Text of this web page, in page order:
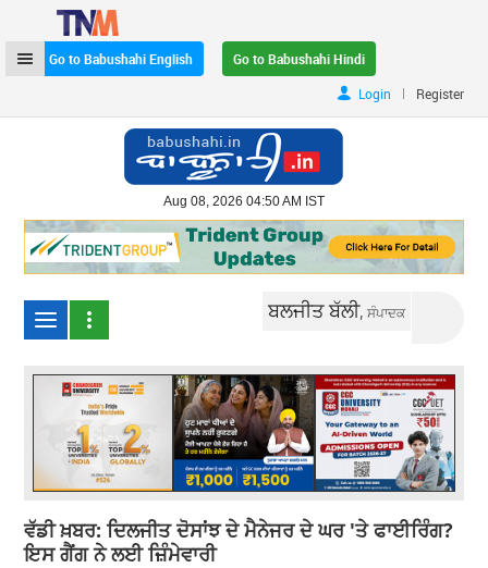
Go to Babushahi English
Go to Babushahi Hindi
Login
| Register
Aug 08, 2026 04:50 AM IST
ਬਲਜੀਤ ਬੱਲੀ,ਸੰਪਾਦਕ
ਵੱਡੀ ਖ਼ਬਰ: ਦਿਲਜੀਤ ਦੋਸਾਂਝ ਦੇ ਮੈਨੇਜਰ ਦੇ ਘਰ 'ਤੇ ਫਾਈਰਿੰਗ?
ਇਸ ਗੈਂਗ ਨੇ ਲਈ ਜ਼ਿੰਮੇਵਾਰੀ